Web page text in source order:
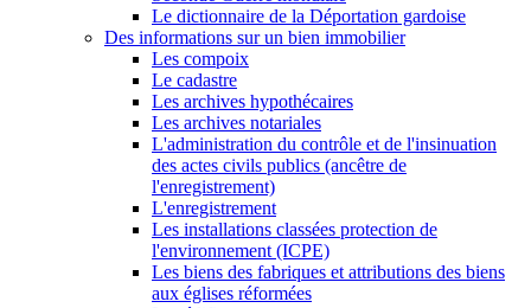
Le dictionnaire de la Déportation gardoise
Des informations sur un bien immobilier
Les compoix
Le cadastre
Les archives hypothécaires
Les archives notariales
L'administration du contrôle et de l'insinuation
des actes civils publics (ancêtre de
l'enregistrement)
L'enregistrement
Les installations classées protection de
l'environnement (ICPE)
Les biens des fabriques et attributions des biens
aux églises réformées